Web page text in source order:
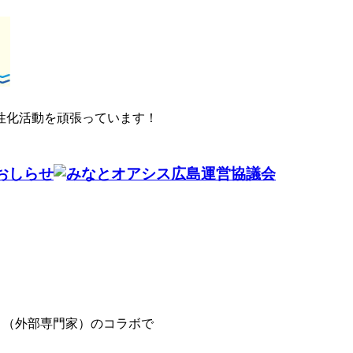
活動を頑張っています！
外部専門家）のコラボで